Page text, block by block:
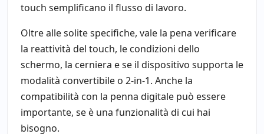
touch semplificano il flusso di lavoro.
Oltre alle solite specifiche, vale la pena verificare
la reattività del touch, le condizioni dello
schermo, la cerniera e se il dispositivo supporta le
modalità convertibile o 2-in-1. Anche la
compatibilità con la penna digitale può essere
importante, se è una funzionalità di cui hai
bisogno.